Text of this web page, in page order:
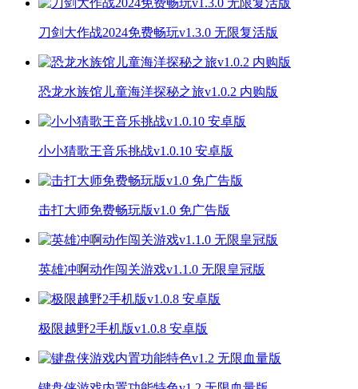
刀剑大作战2024免费畅玩v1.3.0 无限复活版
恐龙水族馆儿童海洋探秘之旅v1.0.2 内购版
小小猜歌王音乐挑战v1.0.10 安卓版
击打大师免费畅玩版v1.0 免广告版
英雄冲啊动作闯关游戏v1.1.0 无限皇冠版
极限越野2手机版v1.0.8 安卓版